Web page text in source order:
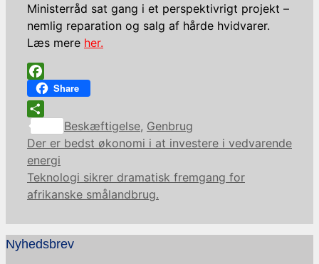
Ministerråd sat gang i et perspektivrigt projekt –
nemlig reparation og salg af hårde hvidvarer.
Læs mere her.
Facebook
Share
Share
Kategorier
Beskæftigelse, Genbrug
Der er bedst økonomi i at investere i vedvarende
energi
Teknologi sikrer dramatisk fremgang for
afrikanske smålandbrug.
Nyhedsbrev